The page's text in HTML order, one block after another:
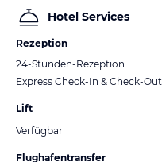
Hotel Services
Rezeption
24-Stunden-Rezeption
Express Check-In & Check-Out
Lift
Verfügbar
Flughafentransfer